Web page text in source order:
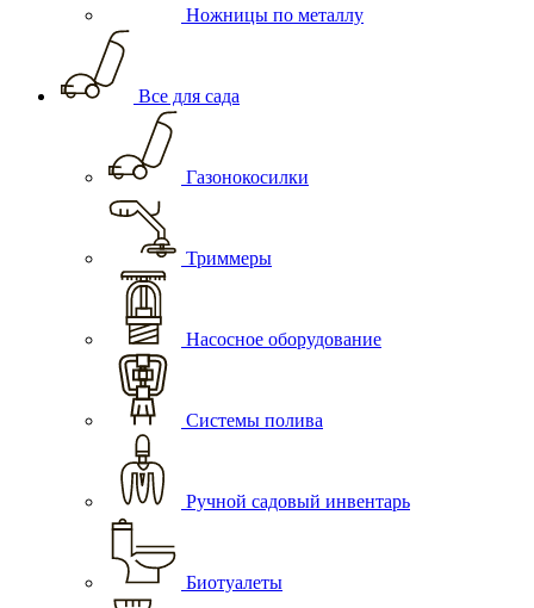
Ножницы по металлу
Все для сада
Газонокосилки
Триммеры
Насосное оборудование
Системы полива
Ручной садовый инвентарь
Биотуалеты